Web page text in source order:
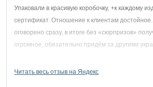
Упаковали в красивую коробочку, +к каждому
сертификат. Отношение к клиентам
оговорено сразу, в итоге без «сюрпризов»
огромное, обязательно придём за другими
Читать весь отзыв на Яндекс